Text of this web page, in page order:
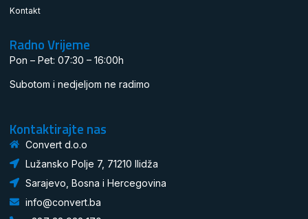
Kontakt
Radno Vrijeme
Pon – Pet: 07:30 – 16:00h
Subotom i nedjeljom ne radimo
Kontaktirajte nas
Convert d.o.o
Lužansko Polje 7, 71210 Ilidža
Sarajevo, Bosna i Hercegovina
info@convert.ba